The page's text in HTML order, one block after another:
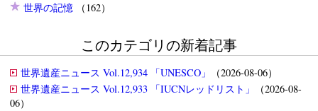
世界の記憶（162）
このカテゴリの新着記事
世界遺産ニュース Vol.12,934 「UNESCO」
（2026-08-06）
世界遺産ニュース Vol.12,933 「IUCNレッドリスト」
（2026-08-
06）